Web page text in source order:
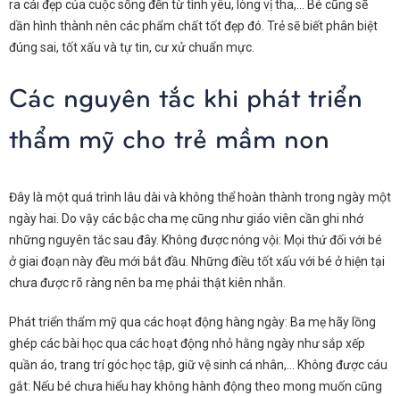
ra cái đẹp của cuộc sống đến từ tình yêu, lòng vị tha,… Bé cũng sẽ
dần hình thành nên các phẩm chất tốt đẹp đó. Trẻ sẽ biết phân biệt
đúng sai, tốt xấu và tự tin, cư xử chuẩn mực.
Các nguyên tắc khi phát triển
thẩm mỹ cho trẻ mầm non
Đây là một quá trình lâu dài và không thể hoàn thành trong ngày một
ngày hai. Do vậy các bậc cha mẹ cũng như giáo viên cần ghi nhớ
những nguyên tắc sau đây. Không được nóng vội: Mọi thứ đối với bé
ở giai đoạn này đều mới bắt đầu. Những điều tốt xấu với bé ở hiện tại
chưa được rõ ràng nên ba mẹ phải thật kiên nhẫn.
Phát triển thẩm mỹ qua các hoạt động hàng ngày: Ba mẹ hãy lồng
ghép các bài học qua các hoạt động nhỏ hằng ngày như sắp xếp
quần áo, trang trí góc học tập, giữ vệ sinh cá nhân,…
Không được cáu
gắt: Nếu bé chưa hiểu hay không hành động theo mong muốn cũng